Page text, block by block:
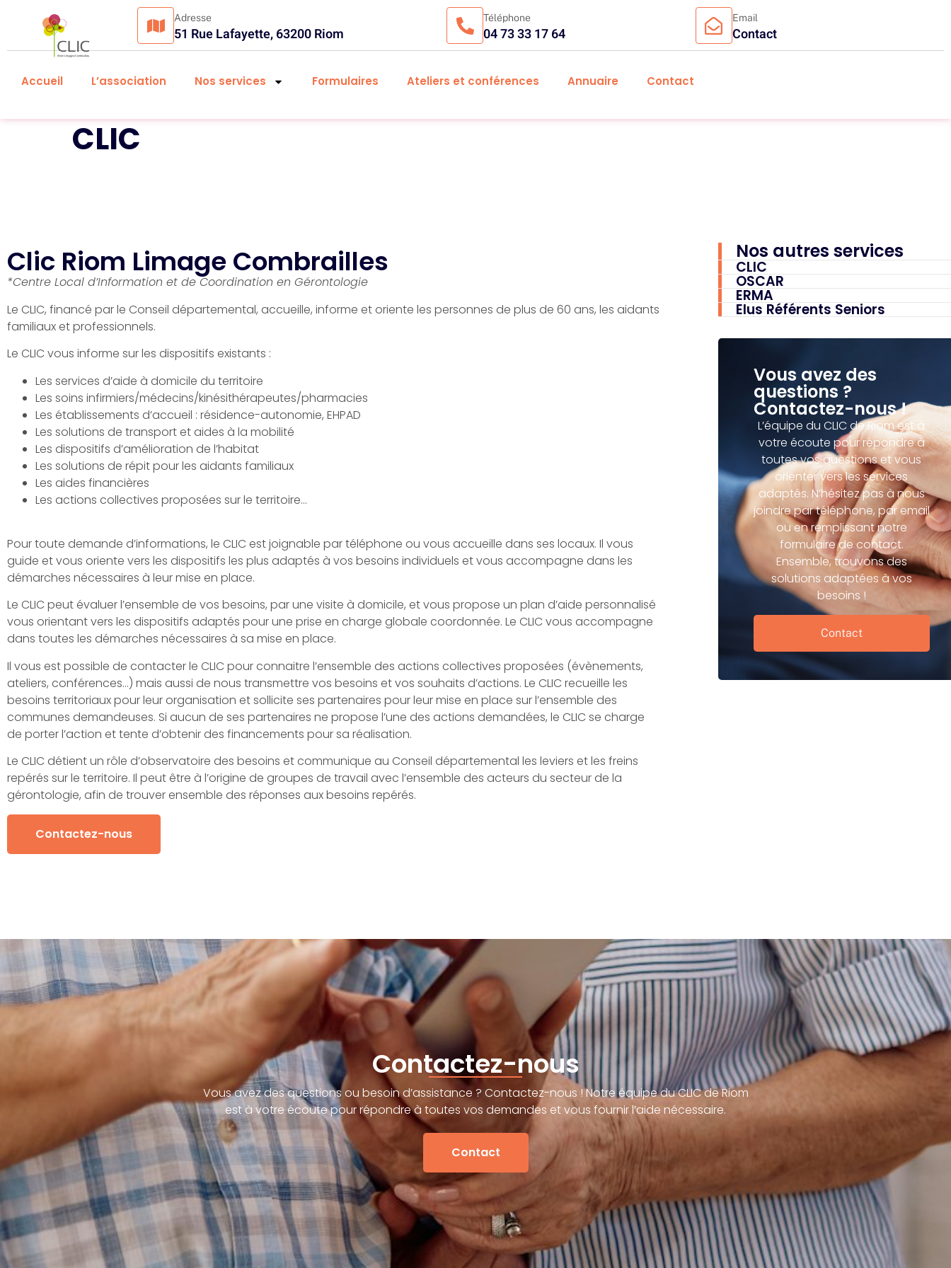
Adresse
51 Rue Lafayette, 63200 Riom
Téléphone
04 73 33 17 64
Email
Contact
Accueil L’association Nos services Formulaires Ateliers et conférences Annuaire Contact
CLIC
Clic Riom Limage Combrailles
*Centre Local d’Information et de Coordination en Gérontologie
Le CLIC, financé par le Conseil départemental, accueille, informe et oriente les personnes de plus de 60 ans, les aidants
familiaux et professionnels.
Le CLIC vous informe sur les dispositifs existants :
Les services d’aide à domicile du territoire
Les soins infirmiers/médecins/kinésithérapeutes/pharmacies
Les établissements d’accueil : résidence-autonomie, EHPAD
Les solutions de transport et aides à la mobilité
Les dispositifs d’amélioration de l’habitat
Les solutions de répit pour les aidants familiaux
Les aides financières
Les actions collectives proposées sur le territoire…
Pour toute demande d’informations, le CLIC est joignable par téléphone ou vous accueille dans ses locaux. Il vous
guide et vous oriente vers les dispositifs les plus adaptés à vos besoins individuels et vous accompagne dans les
démarches nécessaires à leur mise en place.
Le CLIC peut évaluer l’ensemble de vos besoins, par une visite à domicile, et vous propose un plan d’aide personnalisé
vous orientant vers les dispositifs adaptés pour une prise en charge globale coordonnée. Le CLIC vous accompagne
dans toutes les démarches nécessaires à sa mise en place.
Il vous est possible de contacter le CLIC pour connaitre l’ensemble des actions collectives proposées (évènements,
ateliers, conférences…) mais aussi de nous transmettre vos besoins et vos souhaits d’actions. Le CLIC recueille les
besoins territoriaux pour leur organisation et sollicite ses partenaires pour leur mise en place sur l’ensemble des
communes demandeuses. Si aucun de ses partenaires ne propose l’une des actions demandées, le CLIC se charge
de porter l’action et tente d’obtenir des financements pour sa réalisation.
Le CLIC détient un rôle d’observatoire des besoins et communique au Conseil départemental les leviers et les freins
repérés sur le territoire. Il peut être à l’origine de groupes de travail avec l’ensemble des acteurs du secteur de la
gérontologie, afin de trouver ensemble des réponses aux besoins repérés.
Contactez-nous
Nos autres services
CLIC
OSCAR
ERMA
Elus Référents Seniors
Vous avez des
questions ?
Contactez-nous !
L’équipe du CLIC de Riom est à
votre écoute pour répondre à
toutes vos questions et vous
orienter vers les services
adaptés. N’hésitez pas à nous
joindre par téléphone, par email
ou en remplissant notre
formulaire de contact.
Ensemble, trouvons des
solutions adaptées à vos
besoins !
Contact
Contactez-nous
Vous avez des questions ou besoin d’assistance ? Contactez-nous ! Notre équipe du CLIC de Riom
est à votre écoute pour répondre à toutes vos demandes et vous fournir l’aide nécessaire.
Contact